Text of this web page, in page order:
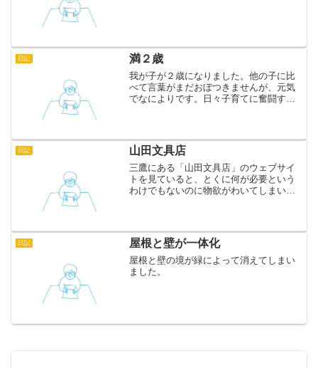
日記 満２歳
我が子が２歳になりました。他の子に比
べて言葉がまだおぼつきませんが、元気
でなによりです。日々子育てに奮闘する
日記 山田文具店
三鷹にある「山田文具店」のウェブサイ
トを見ていると、とくに何が必要という
わけでもないのに物欲がわいてしまいま
が多く、むやみに買ってし...
日記 屋根と壁が一体化
屋根と壁の境が緑によって消えてしまい
ました。